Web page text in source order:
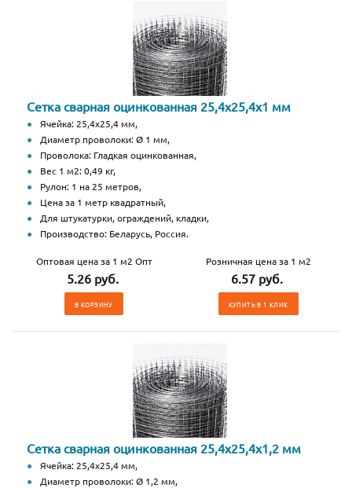
Сетка сварная оцинкованная 25,4х25,4х1 мм
Ячейка: 25,4х25,4 мм,
Диаметр проволоки: Ø 1 мм,
Проволока: Гладкая оцинкованная,
Вес 1 м2: 0,49 кг,
Рулон: 1 на 25 метров,
Цена за 1 метр квадратный,
Для штукатурки, ограждений, кладки,
Производство: Беларусь, Россия.
Оптовая цена за 1 м2 Опт
5.26 руб.
В КОРЗИНУ
Розничная цена за 1 м2
6.57 руб.
КУПИТЬ В 1 КЛИК
Сетка сварная оцинкованная 25,4х25,4х1,2 мм
Ячейка: 25,4х25,4 мм,
Диаметр проволоки: Ø 1,2 мм,